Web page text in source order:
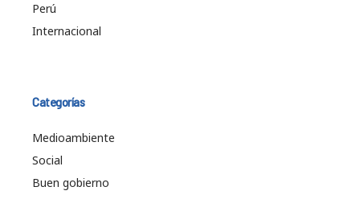
Perú
Internacional
Categorías
Medioambiente
Social
Buen gobierno